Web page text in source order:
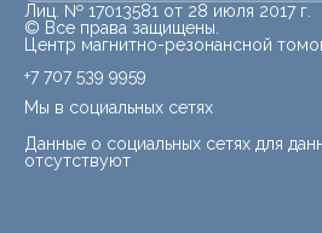
Лиц. № 17013581 от 28 июля 2017 г.
© Все права защищены.
Центр магнитно-резонансной
Мы в социальных сетях
Данные о социальных сетях для
отсутствуют
+7 707 539 9959